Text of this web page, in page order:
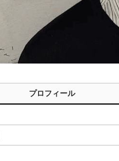
プロフィール